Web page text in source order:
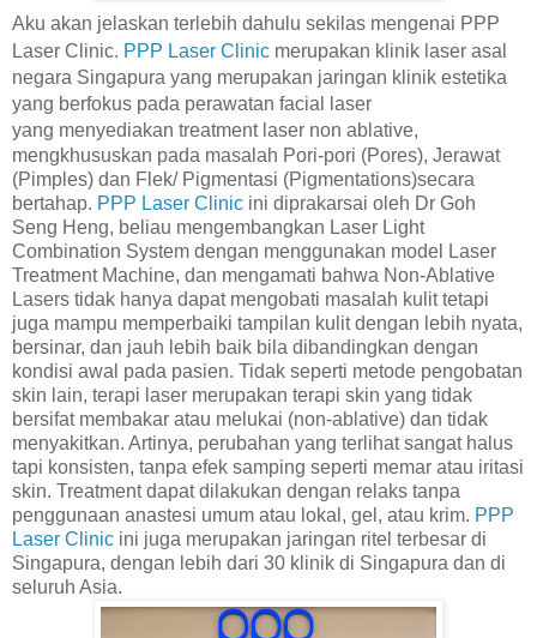
Aku akan jelaskan terlebih dahulu sekilas mengenai PPP
Laser Clinic. PPP Laser Clinic merupakan klinik laser asal
negara Singapura yang merupakan jaringan klinik estetika
yang berfokus pada perawatan facial laser
yang menyediakan treatment laser non ablative,
mengkhususkan pada masalah Pori-pori (Pores), Jerawat
(Pimples) dan Flek/ Pigmentasi (Pigmentations)secara
bertahap. PPP Laser Clinic ini diprakarsai oleh Dr Goh
Seng Heng, beliau mengembangkan Laser Light
Combination System dengan menggunakan model Laser
Treatment Machine, dan mengamati bahwa Non-Ablative
Lasers tidak hanya dapat mengobati masalah kulit tetapi
juga mampu memperbaiki tampilan kulit dengan lebih nyata,
bersinar, dan jauh lebih baik bila dibandingkan dengan
kondisi awal pada pasien. Tidak seperti metode pengobatan
skin lain, terapi laser merupakan terapi skin yang tidak
bersifat membakar atau melukai (non-ablative) dan tidak
menyakitkan. Artinya, perubahan yang terlihat sangat halus
tapi konsisten, tanpa efek samping seperti memar atau iritasi
skin. Treatment dapat dilakukan dengan relaks tanpa
penggunaan anastesi umum atau lokal, gel, atau krim. PPP
Laser Clinic ini juga merupakan jaringan ritel terbesar di
Singapura, dengan lebih dari 30 klinik di Singapura dan di
seluruh Asia.